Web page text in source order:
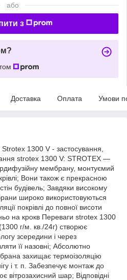
або
з
Доставка Оплата Умови
1300 V - застосування,
strotex 1300 V: STROTEX —
мембрану, монтуємий
Вони також є прекрасною
будівель; Завдяки високому
широко використовуються
покрівлі до повної висоти
на крокв Переваги strotex 1300
г/м. кв./24г) створює
зсередини і через
її назовні; Абсолютно
захищає термоізоляцію
і т. п. Забезпечує монтаж до
вітрозахисний шар; Відповідні